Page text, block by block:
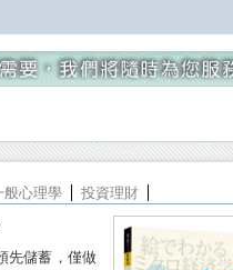
般心理學
投資理財
先儲蓄，僅做